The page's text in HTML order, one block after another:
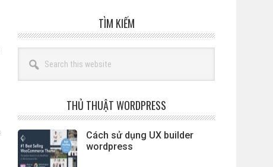
TÌM KIẾM
this
website
THỦ THUẬT WORDPRESS
Cách sử dụng UX builder
wordpress